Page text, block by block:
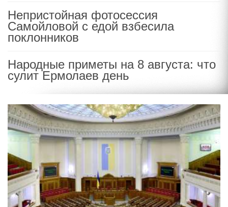
Непристойная фотосессия
Самойловой с едой взбесила
поклонников
Народные приметы на 8 августа: что
сулит Ермолаев день